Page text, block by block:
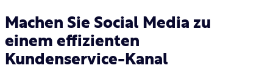
Machen Sie Social Media zu
einem effizienten
Kundenservice-Kanal